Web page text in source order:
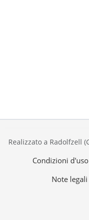
Realizzato a Radolfzell
Condizioni d'uso
Note legali